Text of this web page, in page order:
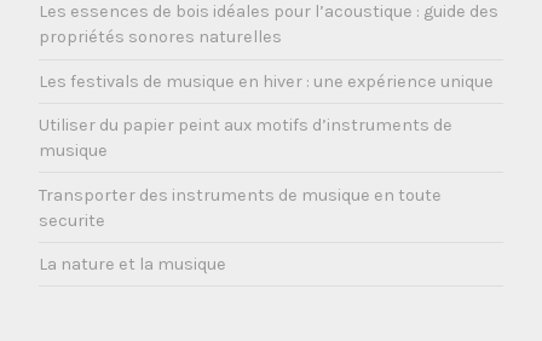
Les essences de bois idéales pour l’acoustique : guide des
propriétés sonores naturelles
Les festivals de musique en hiver : une expérience unique
Utiliser du papier peint aux motifs d’instruments de
musique
Transporter des instruments de musique en toute
securite
La nature et la musique